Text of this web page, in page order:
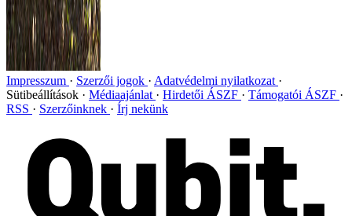
Impresszum Szerzői jogok
Adatvédelmi nyilatkozat
Sütibeállítások
Médiaajánlat Hirdetői ÁSZF
Támogatói ÁSZF
RSS
Szerzőinknek Írj nekünk